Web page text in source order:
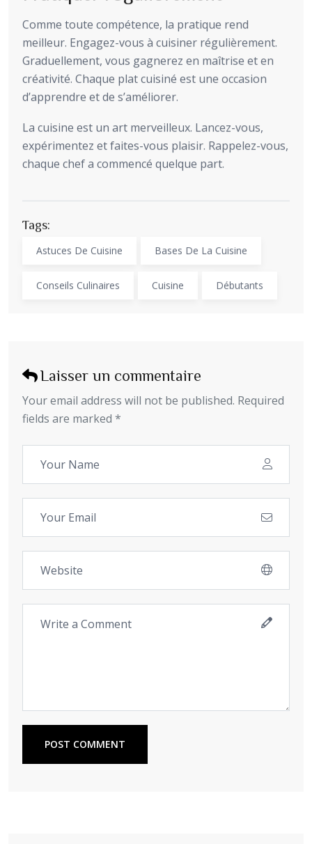
Comme toute compétence, la pratique rend
meilleur. Engagez-vous à cuisiner régulièrement.
Graduellement, vous gagnerez en maîtrise et en
créativité. Chaque plat cuisiné est une occasion
d’apprendre et de s’améliorer.
La cuisine est un art merveilleux. Lancez-vous,
expérimentez et faites-vous plaisir. Rappelez-vous,
chaque chef a commencé quelque part.
Tags:
Astuces De Cuisine Bases De La Cuisine
Conseils Culinaires Cuisine Débutants
Laisser un commentaire
Your email address will not be published. Required
fields are marked *
POST COMMENT